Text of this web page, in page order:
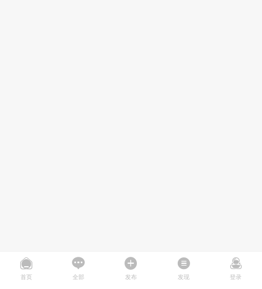
首页 全部 发布 发现 登录